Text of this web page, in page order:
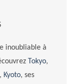
inoubliable à
Tokyo,
Kyoto, ses